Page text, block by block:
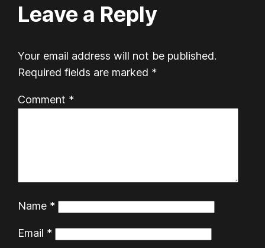
Leave a Reply
Your email address will not be published.
Required fields are marked *
Comment *
Name *
Email *